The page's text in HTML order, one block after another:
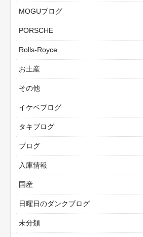
MOGUブログ
PORSCHE
Rolls-Royce
お土産
その他
イケベブログ
タキブログ
ブログ
入庫情報
国産
日曜日のダンクブログ
未分類